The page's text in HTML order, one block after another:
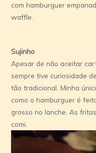
com hamburguer
waffle.
Sujinho
Apesar de não aceitar
sempre tive curiosidade
tão tradicional. Minha
como o hamburguer é
grosso no lanche. As
comi.